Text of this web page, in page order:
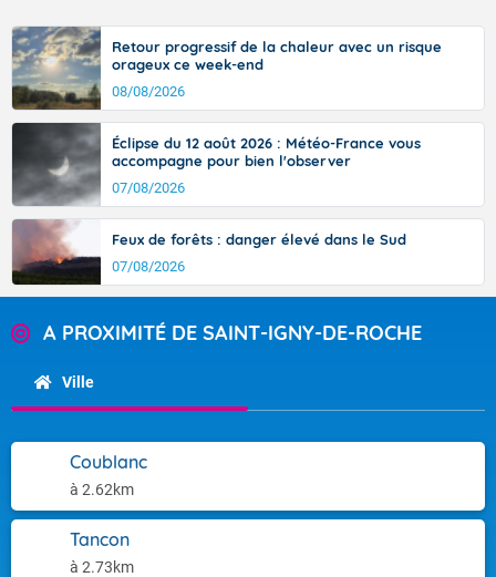
Retour progressif de la chaleur avec un risque
orageux ce week-end
08/08/2026
Éclipse du 12 août 2026 : Météo-France vous
accompagne pour bien l'observer
07/08/2026
Feux de forêts : danger élevé dans le Sud
07/08/2026
A PROXIMITÉ DE SAINT-IGNY-DE-ROCHE
Ville
Coublanc
à 2.62km
Tancon
à 2.73km